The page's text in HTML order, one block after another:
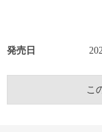
発売日
こ